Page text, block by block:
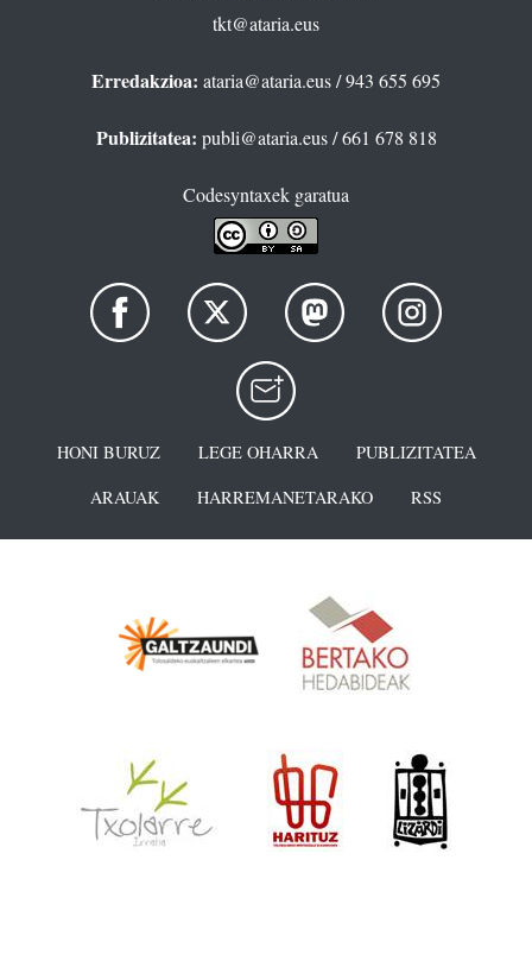
tkt@ataria.eus
Erredakzioa: ataria@ataria.eus/ 943 655 695
Publizitatea: publi@ataria.eus/ 661 678 818
Codesyntaxek garatua
HONI BURUZ LEGE OHARRA
PUBLIZITATEA
ARAUAK
HARREMANETARAKO RSS